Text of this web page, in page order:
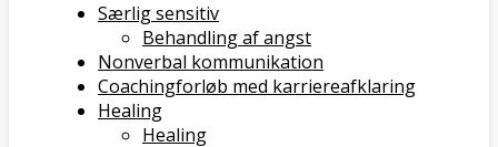
Særlig sensitiv
Behandling af angst
Nonverbal kommunikation
Coachingforløb med karriereafklaring
Healing
Healing